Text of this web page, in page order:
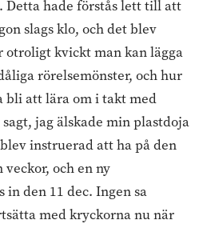
Detta hade förstås lett till att
slags klo, och det blev
kvickt man kan lägga
rörelsemönster, och hur
bli att lära om i takt med
jag älskade min plastdoja
instruerad att ha på den
och en ny
in den 11 dec. Ingen sa
med kryckorna nu när